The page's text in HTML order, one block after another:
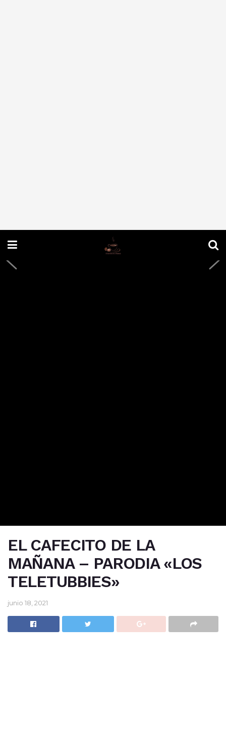
EL CAFECITO DE LA
MAÑANA – PARODIA «LOS
TELETUBBIES»
junio 18, 2021